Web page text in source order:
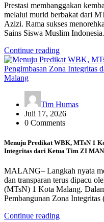
Prestasi membanggakan
melalui murid berbakat dari
Azizi. Rama sukses
Sains Siswa Muslim
Continue reading
Tim Humas
Juli 17, 2026
0 Comments
Menuju Predikat WBK, MTsN 1
Integritas dari Ketua Tim ZI
MALANG– Langkah nyata
dan transparan terus dipacu
(MTsN) 1 Kota Malang.
Pembangunan Zona
Continue reading